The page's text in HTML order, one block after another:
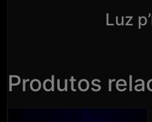
Luz
Produtos